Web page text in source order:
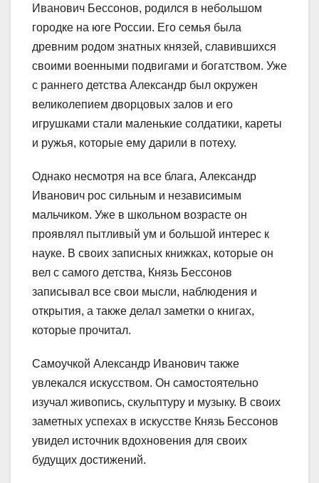
Иванович Бессонов, родился в небольшом
городке на юге России. Его семья была
древним родом знатных князей, славившихся
своими военными подвигами и богатством. Уже
с раннего детства Александр был окружен
великолепием дворцовых залов и его
игрушками стали маленькие солдатики, кареты
и ружья, которые ему дарили в потеху.
Однако несмотря на все блага, Александр
Иванович рос сильным и независимым
мальчиком. Уже в школьном возрасте он
проявлял пытливый ум и большой интерес к
науке. В своих записных книжках, которые он
вел с самого детства, Князь Бессонов
записывал все свои мысли, наблюдения и
открытия, а также делал заметки о книгах,
которые прочитал.
Самоучкой Александр Иванович также
увлекался искусством. Он самостоятельно
изучал живопись, скульптуру и музыку. В своих
заметных успехах в искусстве Князь Бессонов
увидел источник вдохновения для своих
будущих достижений.